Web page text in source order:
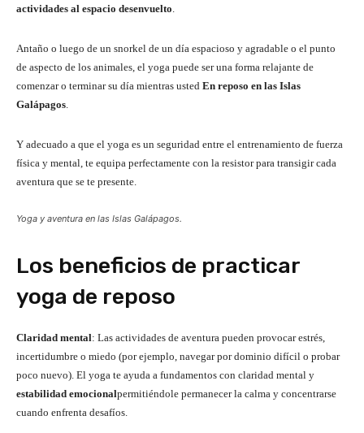
actividades al espacio desenvuelto.
Antaño o luego de un snorkel de un día espacioso y agradable o el punto
de aspecto de los animales, el yoga puede ser una forma relajante de
comenzar o terminar su día mientras usted En reposo en las Islas
Galápagos.
Y adecuado a que el yoga es un seguridad entre el entrenamiento de fuerza
física y mental, te equipa perfectamente con la resistor para transigir cada
aventura que se te presente.
Yoga y aventura en las Islas Galápagos.
Los beneficios de practicar
yoga de reposo
Claridad mental: Las actividades de aventura pueden provocar estrés,
incertidumbre o miedo (por ejemplo, navegar por dominio difícil o probar
poco nuevo). El yoga te ayuda a fundamentos con claridad mental y
estabilidad emocionalpermitiéndole permanecer la calma y concentrarse
cuando enfrenta desafíos.